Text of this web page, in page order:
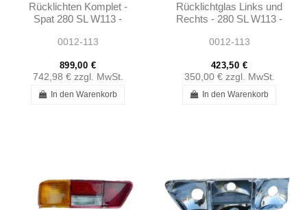
Rücklichten Komplet -
Spat 280 SL W113 -
1138260256
0012-113
899,00 €
742,98 € zzgl. MwSt.
In den Warenkorb
Rücklichtglas Links und
Rechts - 280 SL W113 -
1138201564
0012-113
423,50 €
350,00 € zzgl. MwSt.
In den Warenkorb